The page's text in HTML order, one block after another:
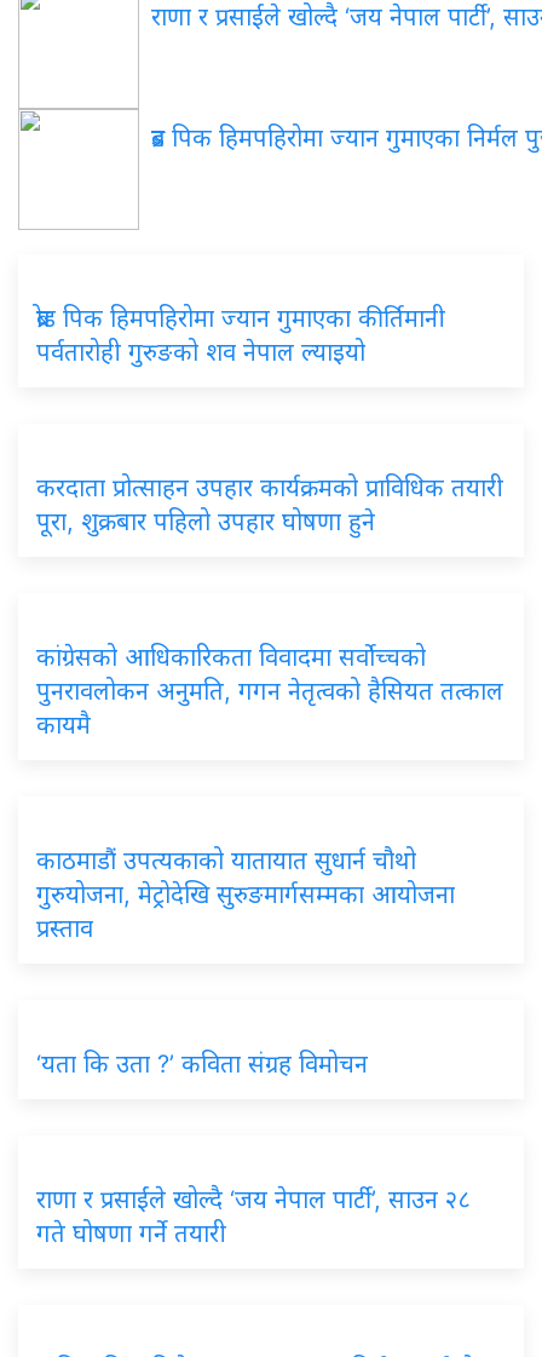
राणा र प्रसाईंले खोल्दै ‘जय नेपाल पार्टी’,
ब्रड पिक हिमपहिरोमा ज्यान गुमाएका निर्मल
ब्रोड पिक हिमपहिरोमा ज्यान गुमाएका कीर्तिमानी
पर्वतारोही गुरुङको शव नेपाल ल्याइयो
करदाता प्रोत्साहन उपहार कार्यक्रमको प्राविधिक तयारी
पूरा, शुक्रबार पहिलो उपहार घोषणा हुने
कांग्रेसको आधिकारिकता विवादमा सर्वोच्चको
पुनरावलोकन अनुमति, गगन नेतृत्वको हैसियत तत्काल
कायमै
काठमाडौं उपत्यकाको यातायात सुधार्न चौथो
गुरुयोजना, मेट्रोदेखि सुरुङमार्गसम्मका आयोजना
प्रस्ताव
‘यता कि उता ?’ कविता संग्रह विमोचन
राणा र प्रसाईंले खोल्दै ‘जय नेपाल पार्टी’, साउन २८
गते घोषणा गर्ने तयारी